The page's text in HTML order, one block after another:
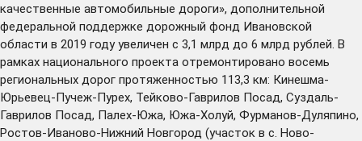
качественные автомобильные дороги», дополнительной
федеральной поддержке дорожный фонд Ивановской
области в 2019 году увеличен с 3,1 млрд до 6 млрд рублей. В
рамках национального проекта отремонтировано восемь
региональных дорог протяженностью 113,3 км: Кинешма-
Юрьевец-Пучеж-Пурех, Тейково-Гаврилов Посад, Суздаль-
Гаврилов Посад, Палех-Южа, Южа-Холуй, Фурманов-Дуляпино,
Ростов-Иваново-Нижний Новгород (участок в с. Ново-